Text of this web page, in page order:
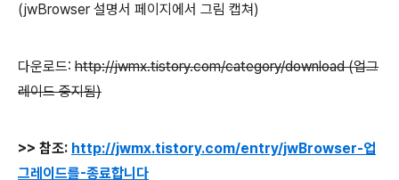
(jwBrowser 설명서 페이지에서 그림 캡쳐)
다운로드: http://jwmx.tistory.com/category/download (업그
레이드 중지됨)
>> 참조: http://jwmx.tistory.com/entry/jwBrowser-업
그레이드를-종료합니다